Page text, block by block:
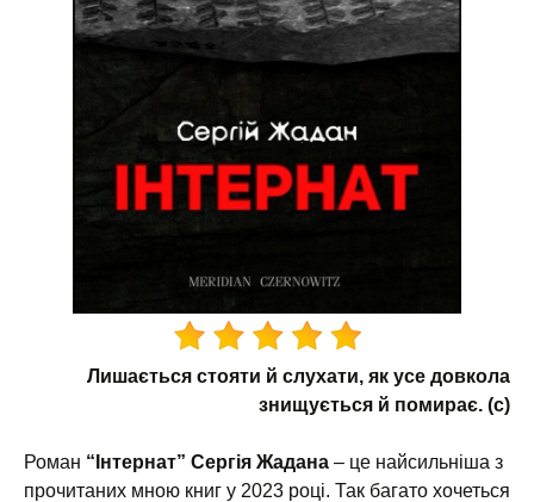
Лишається стояти й слухати, як усе довкола
знищується й помирає. (c)
Роман “Інтернат” Сергія Жадана – це найсильніша з
прочитаних мною книг у 2023 році. Так багато хочеться